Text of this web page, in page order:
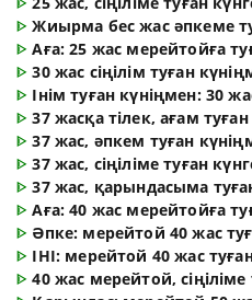
ᐈЖиырма бес жас әпкеме
ᐈАға: 25 жас мерейтойға
ᐈ30 жас сіңілім туған
ᐈ Інім туған күніңмен: 30
ᐈ37 жасқа тілек, ағам
ᐈ37 жас, әпкем туған
ᐈ37 жас, сіңіліме туған
ᐈ37 жас, қарындасыма
ᐈАға: 40 жас мерейтойға
ᐈ Әпке: мерейтой 40 жас
ᐈ ІНІ: мерейтой 40 жас
ᐈ40 жас мерейтой, сіңіліме